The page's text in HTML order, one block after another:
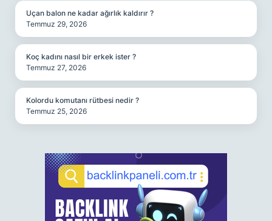
Uçan balon ne kadar ağırlık kaldırır ?
Temmuz 29, 2026
Koç kadını nasıl bir erkek ister ?
Temmuz 27, 2026
Kolordu komutanı rütbesi nedir ?
Temmuz 25, 2026